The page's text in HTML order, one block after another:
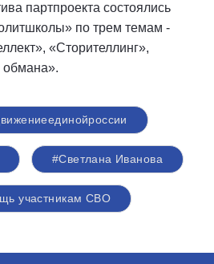
партпроекта состоялись
по трем темам -
«Сторителлинг»,
#Светлана Иванова
участникам СВО